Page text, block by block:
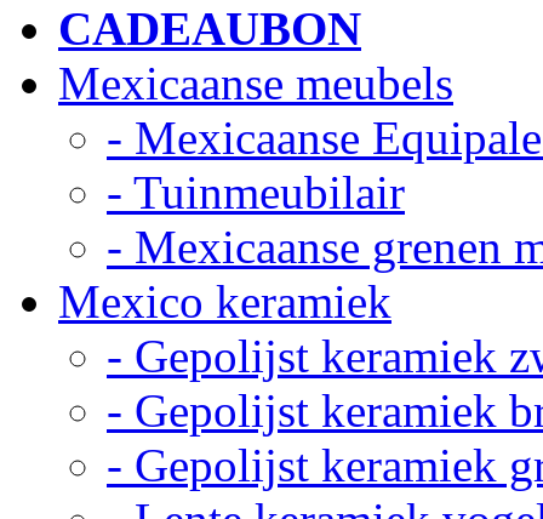
CADEAUBON
Mexicaanse meubels
- Mexicaanse
- Tuinmeubilair
- Mexicaanse grenen
Mexico keramiek
- Gepolijst keramiek
- Gepolijst keramiek
- Gepolijst keramiek